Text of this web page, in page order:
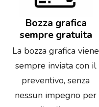
Bozza grafica
sempre gratuita
La bozza grafica viene
sempre inviata con il
preventivo, senza
nessun impegno per